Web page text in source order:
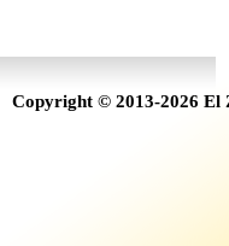
Copyright © 2013-2026 El